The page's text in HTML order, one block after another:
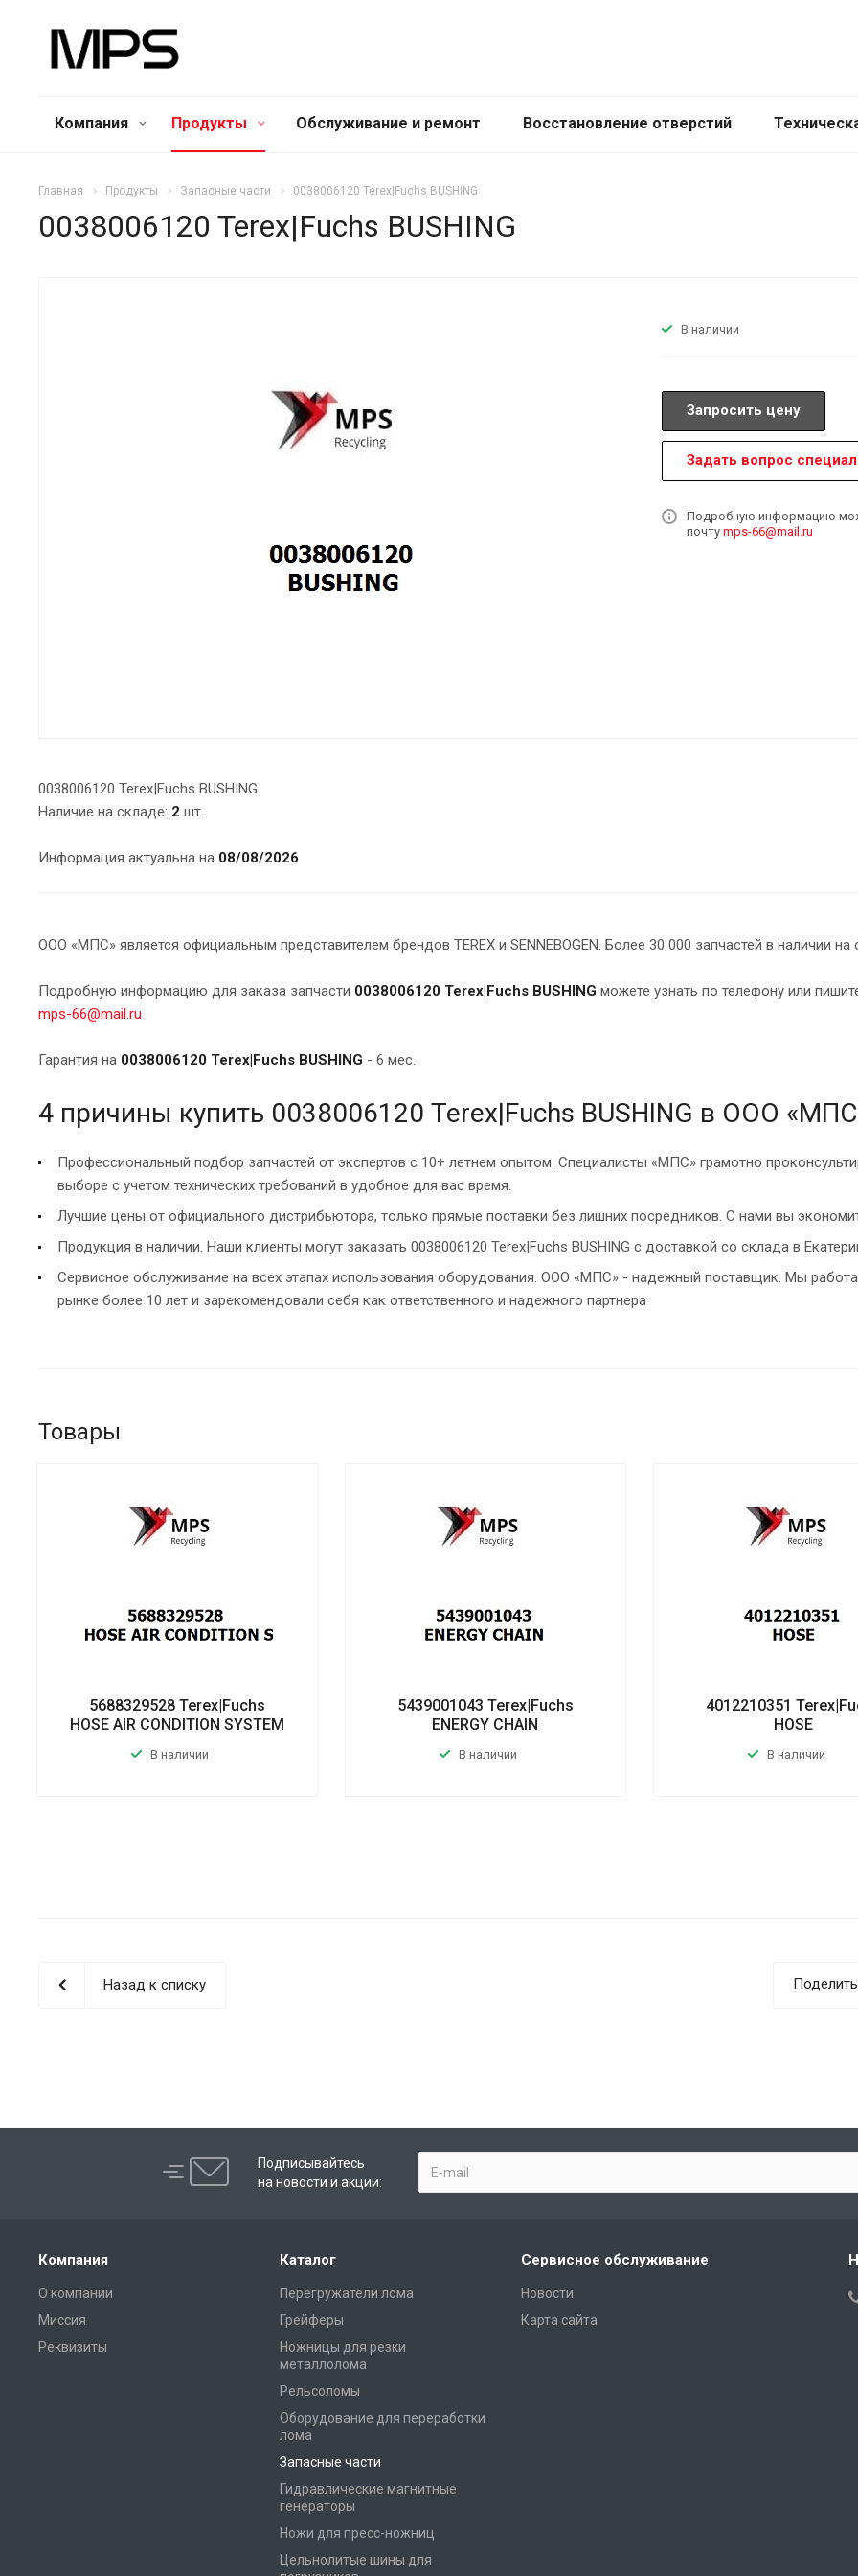
Компания Продукты Обслуживание и ремонт Восстановление отверстий
Главная Продукты Запасные части 0038006120 Terex|Fuchs BUSHING
0038006120 Terex|Fuchs BUSHING
В наличии
Запросить цену
Задать вопрос
Подробную информацию
почту mps-66@mail.ru
0038006120 Terex|Fuchs BUSHING
Наличие на складе: 2 шт.
Информация актуальна на 08/08/2026
ООО «МПС» является официальным представителем брендов TEREX и SENNEBOGEN. Более 30 000 запчастей в наличии на
Подробную информацию для заказа запчасти 0038006120 Terex|Fuchs BUSHING можете узнать по телефону или
mps-66@mail.ru
Гарантия на 0038006120 Terex|Fuchs BUSHING - 6 мес.
4 причины купить 0038006120 Terex|Fuchs BUSHING в ООО
Профессиональный подбор запчастей от экспертов с 10+ летнем опытом. Специалисты «МПС» грамотно
выборе с учетом технических требований в удобное для вас время.
Лучшие цены от официального дистрибьютора, только прямые поставки без лишних посредников. С нами вы
Продукция в наличии. Наши клиенты могут заказать 0038006120 Terex|Fuchs BUSHING с доставкой со склада в
Сервисное обслуживание на всех этапах использования оборудования. ООО «МПС» - надежный поставщик. Мы
рынке более 10 лет и зарекомендовали себя как ответственного и надежного партнера
Товары
5688329528 Terex|Fuchs
HOSE AIR CONDITION SYSTEM
В наличии
5439001043 Terex|Fuchs
ENERGY CHAIN
В наличии
4012210351
HOSE
В наличии
Назад к списку
Подписывайтесь
на новости и акции:
Компания
О компании
Миссия
Реквизиты
Каталог
Перегружатели лома
Грейферы
Ножницы для резки
металлолома
Рельсоломы
Оборудование для переработки
лома
Запасные части
Гидравлические магнитные
генераторы
Ножи для пресс-ножниц
Цельнолитые шины для
Сервисное обслуживание
Новости
Карта сайта